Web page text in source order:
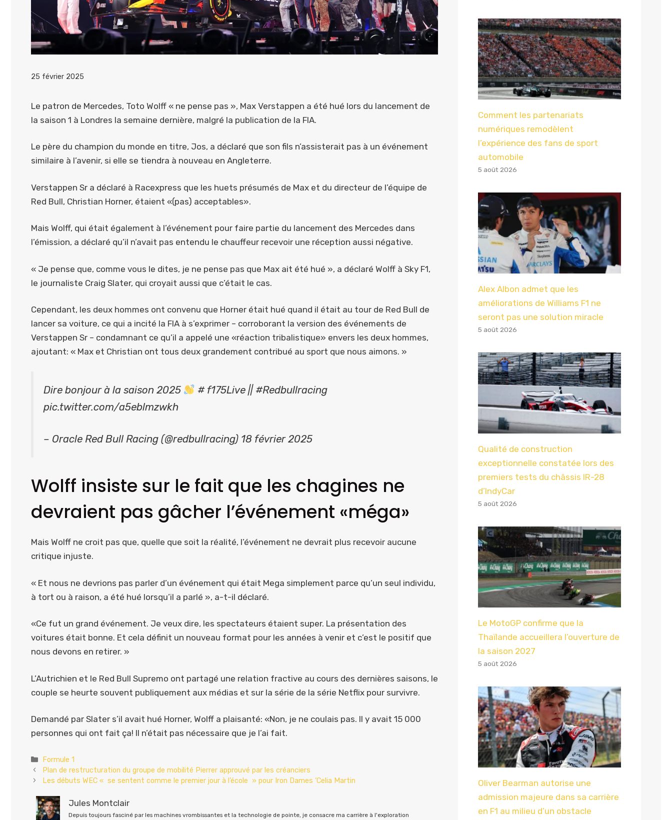
25 février 2025
Le patron de Mercedes, Toto Wolff « ne pense pas », Max Verstappen a été hué lors du lancement de
la saison 1 à Londres la semaine dernière, malgré la publication de la FIA.
Le père du champion du monde en titre, Jos, a déclaré que son fils n’assisterait pas à un événement
similaire à l’avenir, si elle se tiendra à nouveau en Angleterre.
Verstappen Sr a déclaré à Racexpress que les huets présumés de Max et du directeur de l’équipe de
Red Bull, Christian Horner, étaient «(pas) acceptables».
Mais Wolff, qui était également à l’événement pour faire partie du lancement des Mercedes dans
l’émission, a déclaré qu’il n’avait pas entendu le chauffeur recevoir une réception aussi négative.
« Je pense que, comme vous le dites, je ne pense pas que Max ait été hué », a déclaré Wolff à Sky F1,
le journaliste Craig Slater, qui croyait aussi que c’était le cas.
Cependant, les deux hommes ont convenu que Horner était hué quand il était au tour de Red Bull de
lancer sa voiture, ce qui a incité la FIA à s’exprimer – corroborant la version des événements de
Verstappen Sr – condamnant ce qu’il a appelé une «réaction tribalistique» envers les deux hommes,
ajoutant: « Max et Christian ont tous deux grandement contribué au sport que nous aimons. »
Dire bonjour à la saison 2025
# f175Live || #Redbullracing
pic.twitter.com/a5eblmzwkh
– Oracle Red Bull Racing (@redbullracing) 18 février 2025
Wolff insiste sur le fait que les chagines ne
devraient pas gâcher l’événement «méga»
Mais Wolff ne croit pas que, quelle que soit la réalité, l’événement ne devrait plus recevoir aucune
critique injuste.
« Et nous ne devrions pas parler d’un événement qui était Mega simplement parce qu’un seul individu,
à tort ou à raison, a été hué lorsqu’il a parlé », a-t-il déclaré.
«Ce fut un grand événement. Je veux dire, les spectateurs étaient super. La présentation des
voitures était bonne. Et cela définit un nouveau format pour les années à venir et c’est le positif que
nous devons en retirer. »
L’Autrichien et le Red Bull Supremo ont partagé une relation fractive au cours des dernières saisons, le
couple se heurte souvent publiquement aux médias et sur la série de la série Netflix pour survivre.
Demandé par Slater s’il avait hué Horner, Wolff a plaisanté: «Non, je ne coulais pas. Il y avait 15 000
personnes qui ont fait ça! Il n’était pas nécessaire que je l’ai fait.
Catégories
Formule 1
Plan de restructuration du groupe de mobilité Pierrer approuvé par les créanciers
Les débuts WEC « se sentent comme le premier jour à l’école » pour Iron Dames ‘Celia Martin
Jules Montclair
Depuis toujours fasciné par les machines vrombissantes et la technologie de pointe, je consacre ma carrière à l'exploration
Comment les partenariats
numériques remodèlent
l’expérience des fans de sport
automobile
5 août 2026
Alex Albon admet que les
améliorations de Williams F1 ne
seront pas une solution miracle
5 août 2026
Qualité de construction
exceptionnelle constatée lors des
premiers tests du châssis IR-28
d’IndyCar
5 août 2026
Le MotoGP confirme que la
Thaïlande accueillera l’ouverture de
la saison 2027
5 août 2026
Oliver Bearman autorise une
admission majeure dans sa carrière
en F1 au milieu d’un obstacle